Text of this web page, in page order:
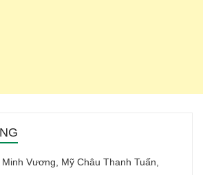
Vương, Mỹ Châu Thanh Tuấn,